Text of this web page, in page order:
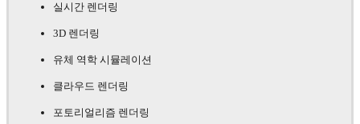
실시간 렌더링
3D 렌더링
유체 역학 시뮬레이션
클라우드 렌더링
포토리얼리즘 렌더링